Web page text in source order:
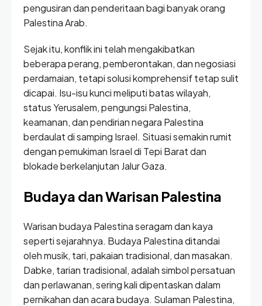
pengusiran dan penderitaan bagi banyak orang
Palestina Arab.
Sejak itu, konflik ini telah mengakibatkan
beberapa perang, pemberontakan, dan negosiasi
perdamaian, tetapi solusi komprehensif tetap sulit
dicapai. Isu-isu kunci meliputi batas wilayah,
status Yerusalem, pengungsi Palestina,
keamanan, dan pendirian negara Palestina
berdaulat di samping Israel. Situasi semakin rumit
dengan pemukiman Israel di Tepi Barat dan
blokade berkelanjutan Jalur Gaza.
Budaya dan Warisan Palestina
Warisan budaya Palestina seragam dan kaya
seperti sejarahnya. Budaya Palestina ditandai
oleh musik, tari, pakaian tradisional, dan masakan.
Dabke, tarian tradisional, adalah simbol persatuan
dan perlawanan, sering kali dipentaskan dalam
pernikahan dan acara budaya. Sulaman Palestina,